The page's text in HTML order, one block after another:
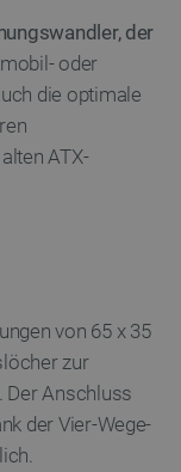
der
oder
die optimale
ATX-
von 65 x 35
zur
Der Anschluss
der Vier-Wege-
Domäne
YouTube
.youtube.com
botland.de